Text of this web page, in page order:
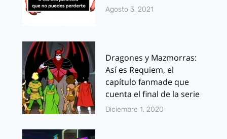
Agosto 3, 2021
Dragones y Mazmorras:
Así es Requiem, el
capítulo fanmade que
cuenta el final de la serie
Diciembre 1, 2020